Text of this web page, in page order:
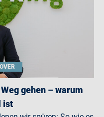
gehen – warum
ist